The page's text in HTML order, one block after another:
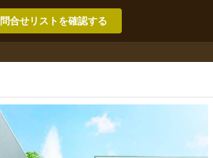
問合せリストを確認する